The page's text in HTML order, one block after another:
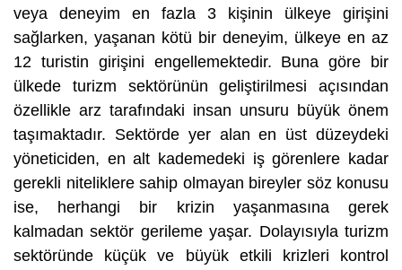
veya deneyim en fazla 3 kişinin ülkeye girişini
sağlarken, yaşanan kötü bir deneyim, ülkeye en az
12 turistin girişini engellemektedir. Buna göre bir
ülkede turizm sektörünün geliştirilmesi açısından
özellikle arz tarafındaki insan unsuru büyük önem
taşımaktadır. Sektörde yer alan en üst düzeydeki
yöneticiden, en alt kademedeki iş görenlere kadar
gerekli niteliklere sahip olmayan bireyler söz konusu
ise, herhangi bir krizin yaşanmasına gerek
kalmadan sektör gerileme yaşar. Dolayısıyla turizm
sektöründe küçük ve büyük etkili krizleri kontrol